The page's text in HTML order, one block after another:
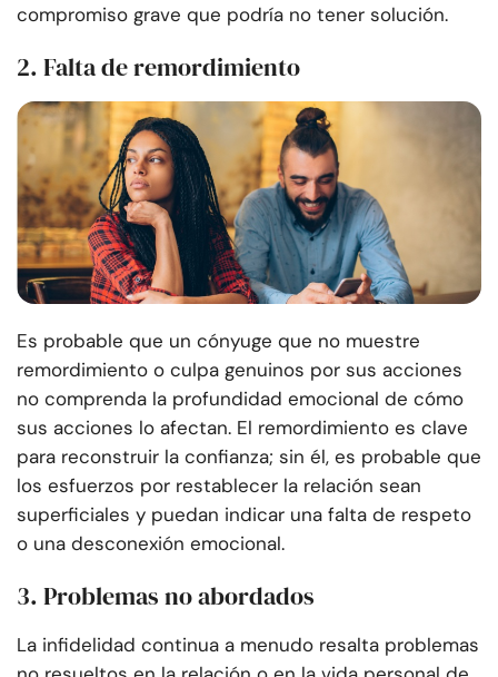
compromiso grave que podría no tener solución.
2. Falta de remordimiento
Es probable que un cónyuge que no muestre
remordimiento o culpa genuinos por sus acciones
no comprenda la profundidad emocional de cómo
sus acciones lo afectan. El remordimiento es clave
para reconstruir la confianza; sin él, es probable que
los esfuerzos por restablecer la relación sean
superficiales y puedan indicar una falta de respeto
o una desconexión emocional.
3. Problemas no abordados
La infidelidad continua a menudo resalta problemas